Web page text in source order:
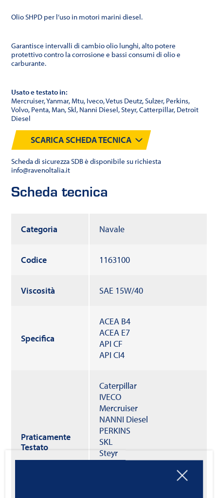
Olio SHPD per l’uso in motori marini diesel.
Garantisce intervalli di cambio olio lunghi, alto potere
protettivo contro la corrosione e bassi consumi di olio e
carburante.
Usato e testato in:
Mercruiser, Yanmar, Mtu, Iveco, Vetus Deutz, Sulzer, Perkins,
Volvo, Penta, Man, Skl, Nanni Diesel, Steyr, Catterpillar, Detroit
Diesel
SCARICA SCHEDA TECNICA
Scheda di sicurezza SDB è disponibile su richiesta
info@ravenoltalia.it
Scheda tecnica
Categoria Navale
Codice 1163100
Viscosità SAE 15W/40
Specifica
ACEA B4
ACEA E7
API CF
API CI4
Praticamente
Testato
Caterpillar
IVECO
Mercruiser
NANNI Diesel
PERKINS
SKL
Steyr
SULZER